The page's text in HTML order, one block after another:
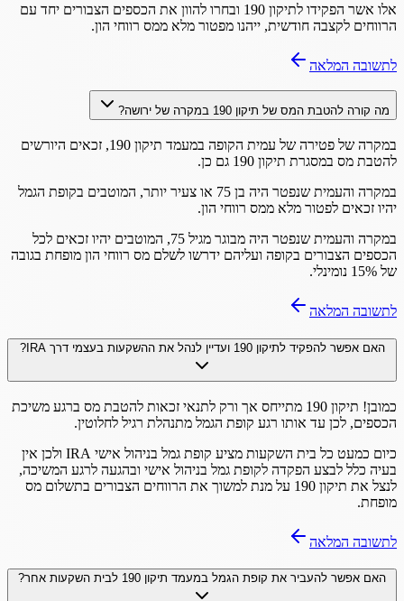
אלו אשר הפקידו לתיקון 190 ובחרו להוון את הכספים הצבורים יחד עם
הרווחים לקצבה חודשית, ייהנו מפטור מלא ממס רווחי הון.
לתשובה המלאה
מה קורה להטבת המס של תיקון 190 במקרה של ירושה?
במקרה של פטירה של עמית הקופה במעמד תיקון 190, זכאים היורשים
להטבת מס במסגרת תיקון 190 גם כן.
במקרה והעמית שנפטר היה בן 75 או צעיר יותר, המוטבים בקופת הגמל
יהיו זכאים לפטור מלא ממס רווחי הון.
במקרה והעמית שנפטר היה מבוגר מגיל 75, המוטבים יהיו זכאים לכל
הכספים הצבורים בקופה ועליהם ידרשו לשלם מס רווחי הון מופחת בגובה
של 15% נומינלי.
לתשובה המלאה
האם אפשר להפקיד לתיקון 190 ועדיין לנהל את ההשקעות בעצמי דרך IRA?
כמובן! תיקון 190 מתייחס אך ורק לתנאי זכאות להטבת מס ברגע משיכת
הכספים, לכן עד אותו רגע קופת הגמל מתנהלת רגיל לחלוטין.
כיום כמעט כל בית השקעות מציע קופת גמל בניהול אישי IRA ולכן אין
בעיה כלל לבצע הפקדה לקופת גמל בניהול אישי ובהגעה לרגע המשיכה,
לנצל את תיקון 190 על מנת למשוך את הרווחים הצבורים בתשלום מס
מופחת.
לתשובה המלאה
האם אפשר להעביר את קופת הגמל במעמד תיקון 190 לבית השקעות אחר?